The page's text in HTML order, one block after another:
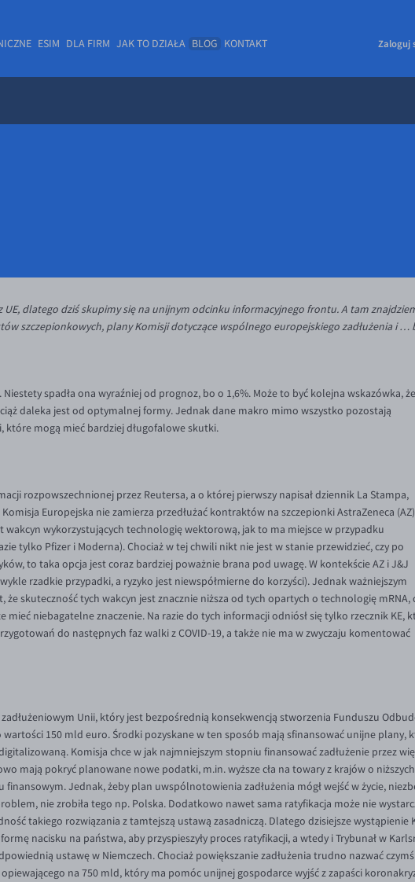
ESIM DLA FIRM JAK TO DZIAŁA BLOG KONTAKT Zaloguj
dlatego dziś skupimy się na unijnym odcinku informacyjnego frontu. A tam
szczepionkowych, plany Komisji dotyczące wspólnego europejskiego zadłużenia i …
spadła ona wyraźniej od prognoz, bo o 1,6%. Może to być kolejna wskazówka, że
daleka jest od optymalnej formy. Jednak dane makro mimo wszystko pozostają
mogą mieć bardziej długofalowe skutki.
rozpowszechnionej przez Reutersa, a o której pierwszy napisał dziennik La Stampa,
Europejska nie zamierza przedłużać kontraktów na szczepionki AstraZeneca
wykorzystujących technologię wektorową, jak to ma miejsce w przypadku
tylko Pfizer i Moderna). Chociaż w tej chwili nikt nie jest w stanie przewidzieć, czy po
to taka opcja jest coraz bardziej poważnie brana pod uwagę. W kontekście AZ i J&J
rzadkie przypadki, a ryzyko jest niewspółmierne do korzyści). Jednak ważniejszym
skuteczność tych wakcyn jest znacznie niższa od tych opartych o technologię mRNA,
niebagatelne znaczenie. Na razie do tych informacji odniósł się tylko rzecznik KE,
do następnych faz walki z COVID-19, a także nie ma w zwyczaju komentować
Unii, który jest bezpośrednią konsekwencją stworzenia Funduszu
wartości 150 mld euro. Środki pozyskane w ten sposób mają sfinansować unijne plany,
Komisja chce w jak najmniejszym stopniu finansować zadłużenie przez
mają pokryć planowane nowe podatki, m.in. wyższe cła na towary z krajów o niższych
Jednak, żeby plan uwspólnotowienia zadłużenia mógł wejść w życie,
nie zrobiła tego np. Polska. Dodatkowo nawet sama ratyfikacja może nie
takiego rozwiązania z tamtejszą ustawą zasadniczą. Dlatego dzisiejsze wystąpienie
nacisku na państwa, aby przyspieszyły proces ratyfikacji, a wtedy i Trybunał w
ustawę w Niemczech. Chociaż powiększanie zadłużenia trudno nazwać czymś
na 750 mld, który ma pomóc unijnej gospodarce wyjść z zapaści